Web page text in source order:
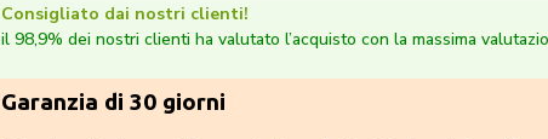
Consigliato dai nostri clienti!
il 98,9% dei nostri clienti ha valutato l’acquisto con la massima
Garanzia di 30 giorni